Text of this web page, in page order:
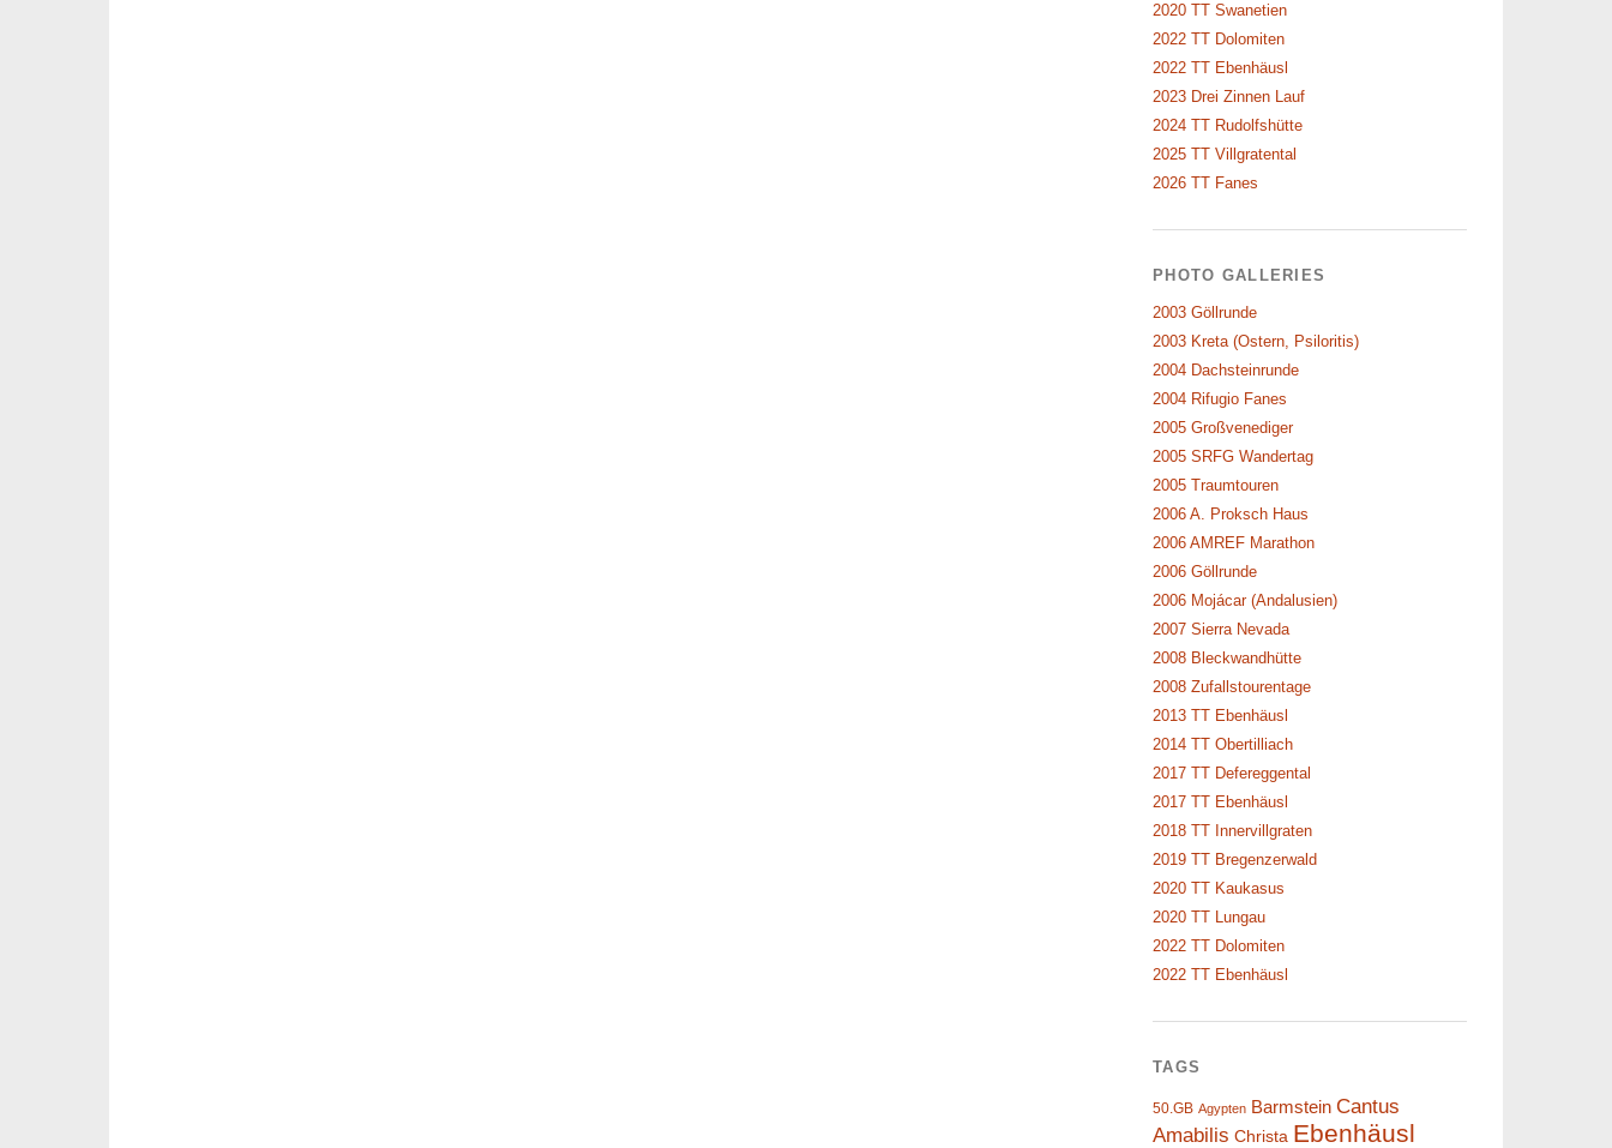
2020 TT Swanetien
2022 TT Dolomiten
2022 TT Ebenhäusl
2023 Drei Zinnen Lauf
2024 TT Rudolfshütte
2025 TT Villgratental
2026 TT Fanes
PHOTO GALLERIES
2003 Göllrunde
2003 Kreta (Ostern, Psiloritis)
2004 Dachsteinrunde
2004 Rifugio Fanes
2005 Großvenediger
2005 SRFG Wandertag
2005 Traumtouren
2006 A. Proksch Haus
2006 AMREF Marathon
2006 Göllrunde
2006 Mojácar (Andalusien)
2007 Sierra Nevada
2008 Bleckwandhütte
2008 Zufallstourentage
2013 TT Ebenhäusl
2014 TT Obertilliach
2017 TT Defereggental
2017 TT Ebenhäusl
2018 TT Innervillgraten
2019 TT Bregenzerwald
2020 TT Kaukasus
2020 TT Lungau
2022 TT Dolomiten
2022 TT Ebenhäusl
TAGS
50.GB Agypten Barmstein Cantus
Amabilis Christa Ebenhäusl